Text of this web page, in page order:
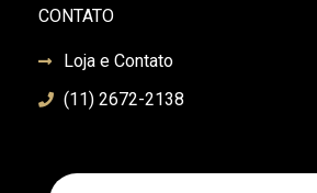
CONTATO
Loja e Contato
(11) 2672-2138